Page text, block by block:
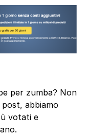
per zumba? Non
abbiamo
votati e